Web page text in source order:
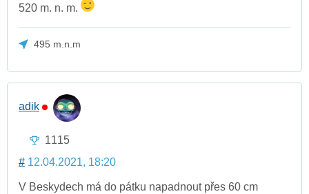
520 m. n. m.
495 m.n.m
adik
1115
# 12.04.2021, 18:20
V Beskydech má do pátku napadnout přes 60 cm